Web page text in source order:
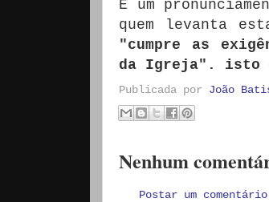
É um
quem levanta
"cumpre as
da Igreja". isto
Publicada por João
Nenhum
Postar um comentário